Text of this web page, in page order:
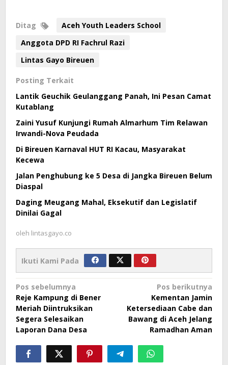
Ditag
Aceh Youth Leaders School
Anggota DPD RI Fachrul Razi
Lintas Gayo Bireuen
Posting Terkait
Lantik Geuchik Geulanggang Panah, Ini Pesan Camat
Kutablang
Zaini Yusuf Kunjungi Rumah Almarhum Tim Relawan
Irwandi-Nova Peudada
Di Bireuen Karnaval HUT RI Kacau, Masyarakat
Kecewa
Jalan Penghubung ke 5 Desa di Jangka Bireuen Belum
Diaspal
Daging Meugang Mahal, Eksekutif dan Legislatif
Dinilai Gagal
oleh lintasgayo.co
Ikuti Kami Pada
Navigasi
pos
Pos sebelumnya
Reje Kampung di Bener
Meriah Diintruksikan
Segera Selesaikan
Laporan Dana Desa
Pos berikutnya
Kementan Jamin
Ketersediaan Cabe dan
Bawang di Aceh Jelang
Ramadhan Aman